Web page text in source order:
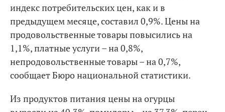
индекс потребительских цен, как и в
предыдущем месяце, составил 0,9%. Цены на
продовольственные товары повысились на
1,1%, платные услуги – на 0,8%,
непродовольственные товары – на 0,7%,
сообщает Бюро национальной статистики.
Из продуктов питания цены на огурцы